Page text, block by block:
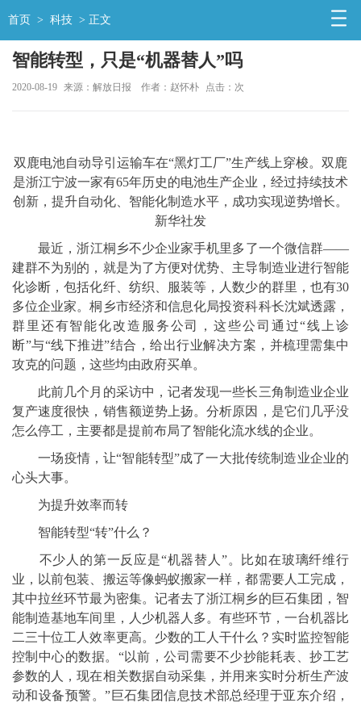
首页 > 科技 > 正文
智能转型，只是“机器替人”吗
2020-08-19 来源：解放日报 作者：赵怀朴 点击： 次
双鹿电池自动导引运输车在“黑灯工厂”生产线上穿梭。双鹿
是浙江宁波一家有65年历史的电池生产企业，经过持续技术
创新，提升自动化、智能化制造水平，成功实现逆势增长。
新华社发
最近，浙江桐乡不少企业家手机里多了一个微信群——
建群不为别的，就是为了方便对优势、主导制造业进行智能
化诊断，包括化纤、纺织、服装等，人数少的群里，也有30
多位企业家。桐乡市经济和信息化局投资科科长沈斌透露，
群里还有智能化改造服务公司，这些公司通过“线上诊
断”与“线下推进”结合，给出行业解决方案，并梳理需集中
攻克的问题，这些均由政府买单。
此前几个月的采访中，记者发现一些长三角制造业企业
复产速度很快，销售额逆势上扬。分析原因，是它们几乎没
怎么停工，主要都是提前布局了智能化流水线的企业。
一场疫情，让“智能转型”成了一大批传统制造业企业的
心头大事。
为提升效率而转
智能转型“转”什么？
不少人的第一反应是“机器替人”。比如在玻璃纤维行
业，以前包装、搬运等像蚂蚁搬家一样，都需要人工完成，
其中拉丝环节最为密集。记者去了浙江桐乡的巨石集团，智
能制造基地车间里，人少机器人多。有些环节，一台机器比
二三十位工人效率更高。少数的工人干什么？实时监控智能
控制中心的数据。“以前，公司需要不少抄能耗表、抄工艺
参数的人，现在相关数据自动采集，并用来实时分析生产波
动和设备预警。”巨石集团信息技术部总经理于亚东介绍，